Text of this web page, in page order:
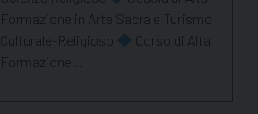
Formazione in Arte Sacra e Turismo
Culturale-Religioso
Corso di Alta
Formazione…